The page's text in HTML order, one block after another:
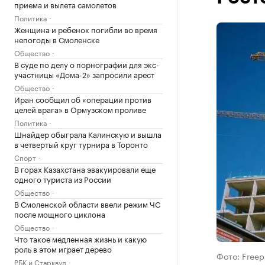
приема и вылета самолетов
Политика
Женщина и ребенок погибли во время
непогоды в Смоленске
Общество
В суде по делу о порнографии для экс-
участницы «Дома-2» запросили арест
Общество
Иран сообщил об «операции против
целей врага» в Ормузском проливе
Политика
Шнайдер обыграла Калинскую и вышла
в четвертый круг турнира в Торонто
Спорт
В горах Казахстана эвакуировали еще
одного туриста из России
Общество
В Смоленской области ввели режим ЧС
после мощного циклона
Общество
Что такое медленная жизнь и какую
роль в этом играет дерево
РБК и Старквуд Фото: